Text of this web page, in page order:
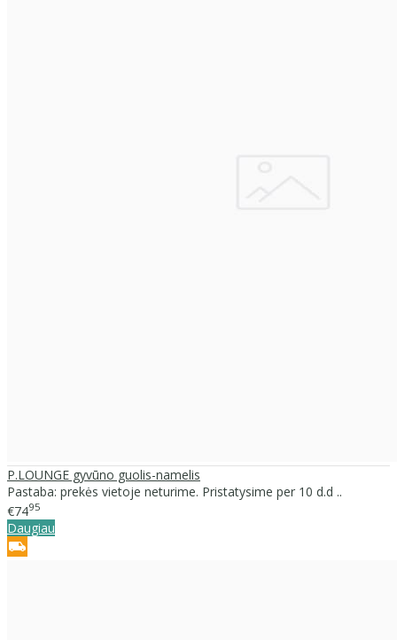
P.LOUNGE gyvūno guolis-namelis
Pastaba: prekės vietoje neturime. Pristatysime per 10 d.d ..
€7495
Daugiau